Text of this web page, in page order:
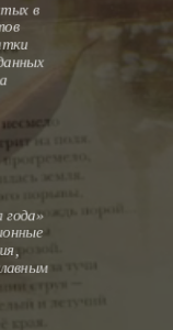
в
года»